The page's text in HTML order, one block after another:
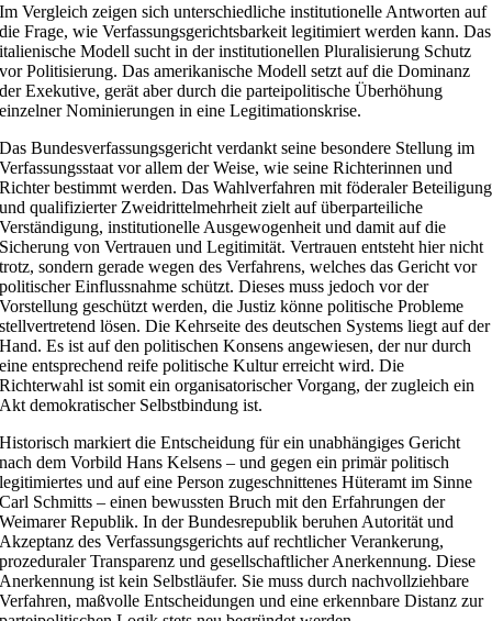
Im Vergleich zeigen sich unterschiedliche institutionelle Antworten auf
die Frage, wie Verfassungsgerichtsbarkeit legitimiert werden kann. Das
italienische Modell sucht in der institutionellen Pluralisierung Schutz
vor Politisierung. Das amerikanische Modell setzt auf die Dominanz
der Exekutive, gerät aber durch die parteipolitische Überhöhung
einzelner Nominierungen in eine Legitimationskrise.
Das Bundesverfassungsgericht verdankt seine besondere Stellung im
Verfassungsstaat vor allem der Weise, wie seine Richterinnen und
Richter bestimmt werden. Das Wahlverfahren mit föderaler Beteiligung
und qualifizierter Zweidrittelmehrheit zielt auf überparteiliche
Verständigung, institutionelle Ausgewogenheit und damit auf die
Sicherung von Vertrauen und Legitimität. Vertrauen entsteht hier nicht
trotz, sondern gerade wegen des Verfahrens, welches das Gericht vor
politischer Einflussnahme schützt. Dieses muss jedoch vor der
Vorstellung geschützt werden, die Justiz könne politische Probleme
stellvertretend lösen. Die Kehrseite des deutschen Systems liegt auf der
Hand. Es ist auf den politischen Konsens angewiesen, der nur durch
eine entsprechend reife politische Kultur erreicht wird. Die
Richterwahl ist somit ein organisatorischer Vorgang, der zugleich ein
Akt demokratischer Selbstbindung ist.
Historisch markiert die Entscheidung für ein unabhängiges Gericht
nach dem Vorbild Hans Kelsens – und gegen ein primär politisch
legitimiertes und auf eine Person zugeschnittenes Hüteramt im Sinne
Carl Schmitts – einen bewussten Bruch mit den Erfahrungen der
Weimarer Republik. In der Bundesrepublik beruhen Autorität und
Akzeptanz des Verfassungsgerichts auf rechtlicher Verankerung,
prozeduraler Transparenz und gesellschaftlicher Anerkennung. Diese
Anerkennung ist kein Selbstläufer. Sie muss durch nachvollziehbare
Verfahren, maßvolle Entscheidungen und eine erkennbare Distanz zur